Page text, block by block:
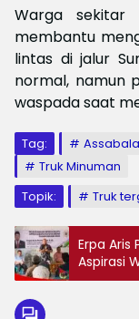
Warga sekitar
membantu
lintas di jalur
normal, namun
waspada saat
Tag:
Truk Minuman
Topik:
Truk
Erpa Aris
Aspirasi